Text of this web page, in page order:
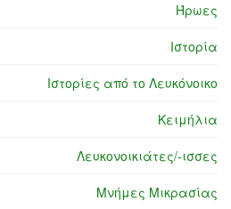
Ήρωες
Ιστορία
Ιστορίες από το Λευκόνοικο
Κειμήλια
Λευκονοικιάτες/-ισσες
Μνήμες Μικρασίας